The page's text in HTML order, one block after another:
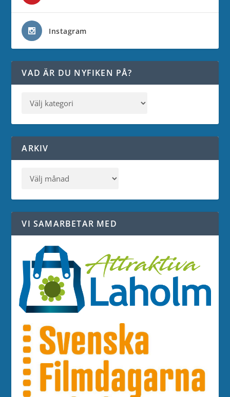
Instagram
VAD ÄR DU NYFIKEN PÅ?
ARKIV
VI SAMARBETAR MED